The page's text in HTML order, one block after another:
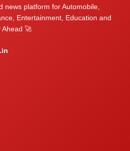
news platform for Automobile,
Entertainment, Education and
Ahead 🚀